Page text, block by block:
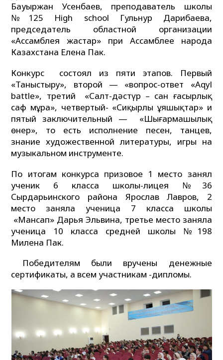
Бауыржан Усенбаев, преподаватель школы
№125 High school Гульнур Дарибаева,
председатель областной организации
«Ассамблея жастар» при Ассамблее народа
Казахстана Елена Пак.
Конкурс состоял из пяти этапов. Первый
«Таныстыру», второй — «вопрос-ответ «Aqyl
battle», третий «Салт-дәстүр – сан ғасырлық
саф мұра», четвертый- «Сиқырлы ұяшықтар» и
пятый заключительный — «Шығармашылық
өнер», то есть исполнение песен, танцев,
знание художественной литературы, игры на
музыкальном инструменте.
По итогам конкурса призовое 1 место занял
ученик 6 класса школы-лицея №36
Сырдарьинского района Ярослав Лавров, 2
место заняла ученица 7 класса школы
«Мансап» Дарья Эльвина, третье место заняла
ученица 10 класса средней школы №198
Милена Пак.
Победителям были вручены денежные
сертификаты, а всем участникам -дипломы.